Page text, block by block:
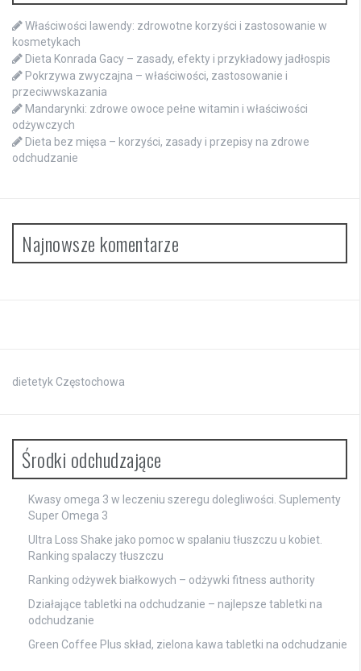
Właściwości lawendy: zdrowotne korzyści i zastosowanie w
kosmetykach
Dieta Konrada Gacy – zasady, efekty i przykładowy jadłospis
Pokrzywa zwyczajna – właściwości, zastosowanie i
przeciwwskazania
Mandarynki: zdrowe owoce pełne witamin i właściwości
odżywczych
Dieta bez mięsa – korzyści, zasady i przepisy na zdrowe
odchudzanie
Najnowsze komentarze
dietetyk Częstochowa
Środki odchudzające
Kwasy omega 3 w leczeniu szeregu dolegliwości. Suplementy
Super Omega 3
Ultra Loss Shake jako pomoc w spalaniu tłuszczu u kobiet.
Ranking spalaczy tłuszczu
Ranking odżywek białkowych – odżywki fitness authority
Działające tabletki na odchudzanie – najlepsze tabletki na
odchudzanie
Green Coffee Plus skład, zielona kawa tabletki na odchudzanie